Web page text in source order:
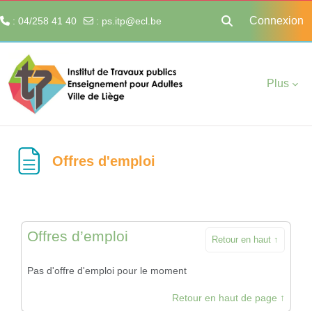
: 04/258 41 40 : ps.itp@ecl.be
Activer/
Connexion
Plus
Offres d'emploi
Offres d’emploi Retour en haut ↑
Pas d'offre d'emploi pour le moment
Retour en haut de page ↑